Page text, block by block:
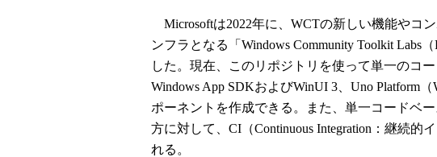
Microsoftは2022年に、WCTの新しい機能やコ
ンフラとなる「Windows Community Toolkit Labs
した。現在、このリポジトリを使って単一のコ
Windows App SDKおよびWinUI 3、Uno Platform
ポーネントを作成できる。また、単一コードベ
方に対して、CI（Continuous Integration：継続的
れる。